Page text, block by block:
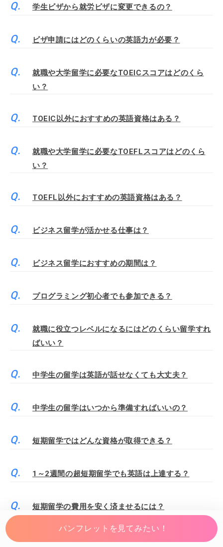
学生ビザから就労ビザに変更できるの？
ビザ申請にはどのくらいの英語力が必要？
就職や大学留学に必要なTOEICスコアはどのくら
い？
TOEIC以外におすすめの英語資格はある？
就職や大学留学に必要なTOEFLスコアはどのくら
い？
TOEFL以外におすすめの英語資格はある？
ビジネス留学が活かせる仕事は？
ビジネス留学におすすめの期間は？
プログラミング初心者でも参加できる？
就職に役立つレベルになるにはどのくらい留学すれ
ばいい？
中学生の留学は英語が話せなくても大丈夫？
中学生の留学はいつから準備すればいいの？
短期留学ではどんな資格が取得できる？
1～2週間の超短期留学でも英語は上達する？
短期留学の費用を安く済ませるには？
パンフレットを見てみたい！